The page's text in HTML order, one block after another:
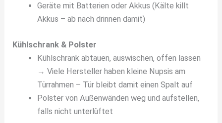
Geräte mit Batterien oder Akkus (Kälte killt
Akkus – ab nach drinnen damit)
Kühlschrank & Polster
Kühlschrank abtauen, auswischen, offen lassen
→ Viele Hersteller haben kleine Nupsis am
Türrahmen – Tür bleibt damit einen Spalt auf
Polster von Außenwänden weg und aufstellen,
falls nicht unterlüftet